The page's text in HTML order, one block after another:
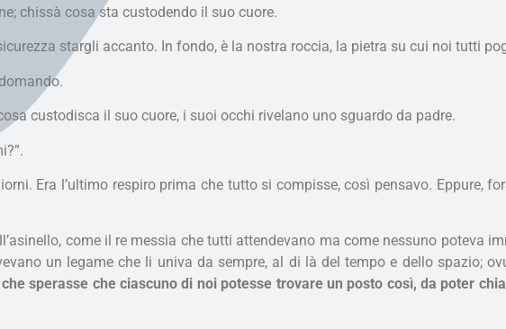
chissà cosa sta custodendo il suo cuore.
stargli accanto. In fondo, è la nostra roccia, la pietra su cui noi tutti
custodisca il suo cuore, i suoi occhi rivelano uno sguardo da padre.
Era l’ultimo respiro prima che tutto si compisse, così pensavo. Eppure,
come il re messia che tutti attendevano ma come nessuno poteva
un legame che li univa da sempre, al di là del tempo e dello spazio;
sperasse che ciascuno di noi potesse trovare un posto così, da poter